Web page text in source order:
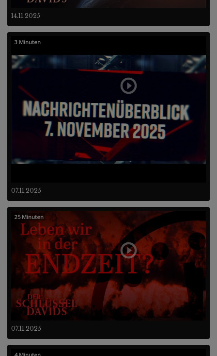
14.11.2025
07.11.2025
3 Minuten
07.11.2025
25 Minuten